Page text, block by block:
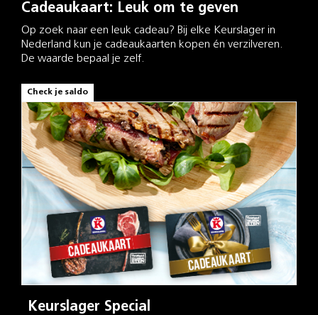
Cadeaukaart: Leuk om te geven
Op zoek naar een leuk cadeau? Bij elke Keurslager in
Nederland kun je cadeaukaarten kopen én verzilveren.
De waarde bepaal je zelf.
Check je saldo
Keurslager Special